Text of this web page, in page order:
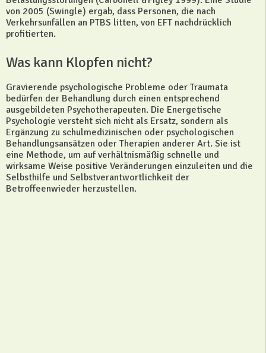
von 2005 (Swingle) ergab, dass Personen, die nach
Verkehrsunfällen an PTBS litten, von EFT nachdrücklich
profitierten.
Was kann Klopfen nicht?
Gravierende psychologische Probleme oder Traumata
bedürfen der Behandlung durch einen entsprechend
ausgebildeten Psychotherapeuten. Die Energetische
Psychologie versteht sich nicht als Ersatz, sondern als
Ergänzung zu schulmedizinischen oder psychologischen
Behandlungsansätzen oder Therapien anderer Art. Sie ist
eine Methode, um auf verhältnismäßig schnelle und
wirksame Weise positive Veränderungen einzuleiten und die
Selbsthilfe und Selbstverantwortlichkeit der
Betroffeenwieder herzustellen.